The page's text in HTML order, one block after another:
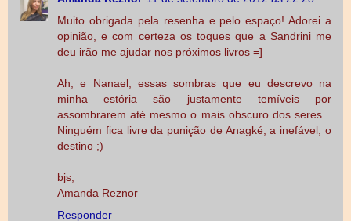
Muito obrigada pela resenha e pelo espaço! Adorei a
opinião, e com certeza os toques que a Sandrini me
deu irão me ajudar nos próximos livros =]
Ah, e Nanael, essas sombras que eu descrevo na
minha estória são justamente temíveis por
assombrarem até mesmo o mais obscuro dos seres...
Ninguém fica livre da punição de Anagké, a inefável, o
destino ;)
bjs,
Amanda Reznor
Responder